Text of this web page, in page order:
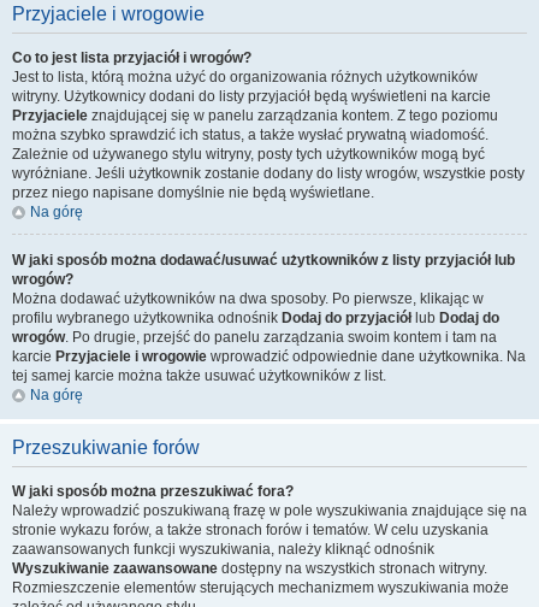
Przyjaciele i wrogowie
Co to jest lista przyjaciół i wrogów?
Jest to lista, którą można użyć do organizowania różnych użytkowników
witryny. Użytkownicy dodani do listy przyjaciół będą wyświetleni na karcie
Przyjaciele znajdującej się w panelu zarządzania kontem. Z tego poziomu
można szybko sprawdzić ich status, a także wysłać prywatną wiadomość.
Zależnie od używanego stylu witryny, posty tych użytkowników mogą być
wyróżniane. Jeśli użytkownik zostanie dodany do listy wrogów, wszystkie posty
przez niego napisane domyślnie nie będą wyświetlane.
Na górę
W jaki sposób można dodawać/usuwać użytkowników z listy przyjaciół lub
wrogów?
Można dodawać użytkowników na dwa sposoby. Po pierwsze, klikając w
profilu wybranego użytkownika odnośnik Dodaj do przyjaciółlub Dodaj do
wrogów. Po drugie, przejść do panelu zarządzania swoim kontem i tam na
karcie Przyjaciele i wrogowie wprowadzić odpowiednie dane użytkownika. Na
tej samej karcie można także usuwać użytkowników z list.
Na górę
Przeszukiwanie forów
W jaki sposób można przeszukiwać fora?
Należy wprowadzić poszukiwaną frazę w pole wyszukiwania znajdujące się na
stronie wykazu forów, a także stronach forów i tematów. W celu uzyskania
zaawansowanych funkcji wyszukiwania, należy kliknąć odnośnik
Wyszukiwanie zaawansowane dostępny na wszystkich stronach witryny.
Rozmieszczenie elementów sterujących mechanizmem wyszukiwania może